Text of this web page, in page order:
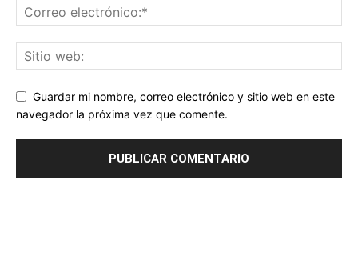
Guardar mi nombre, correo electrónico y sitio web en este
navegador la próxima vez que comente.